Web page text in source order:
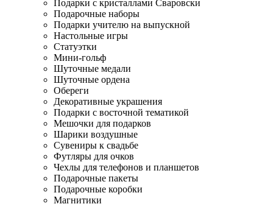
Подарки с кристаллами Сваровски
Подарочные наборы
Подарки учителю на выпускной
Настольные игры
Статуэтки
Мини-гольф
Шуточные медали
Шуточные ордена
Обереги
Декоративные украшения
Подарки с восточной тематикой
Мешочки для подарков
Шарики воздушные
Сувениры к свадьбе
Футляры для очков
Чехлы для телефонов и планшетов
Подарочные пакеты
Подарочные коробки
Магнитики